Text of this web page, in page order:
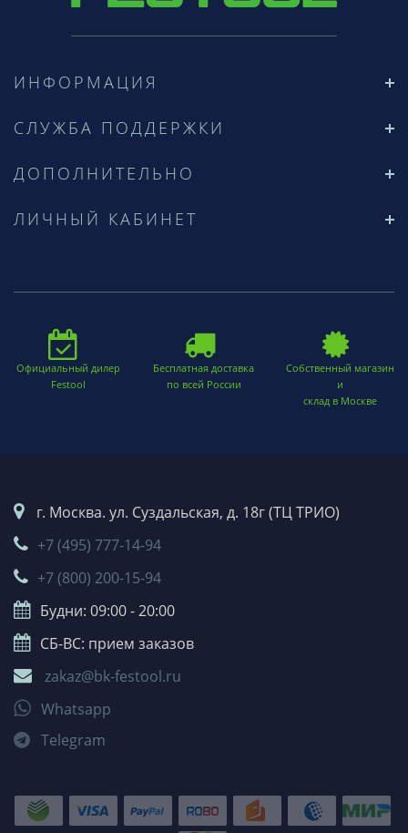
ИНФОРМАЦИЯ
СЛУЖБА ПОДДЕРЖКИ
ДОПОЛНИТЕЛЬНО
ЛИЧНЫЙ КАБИНЕТ
Официальный дилер
Festool
Бесплатная доставка
по всей России
Собственный магазин
и
склад в Москве
г. Москва. ул. Суздальская, д. 18г (ТЦ ТРИО)
+7 (495) 777-14-94
+7 (800) 200-15-94
Будни: 09:00 - 20:00
СБ-ВС: прием заказов
zakaz@bk-festool.ru
Whatsapp
Telegram